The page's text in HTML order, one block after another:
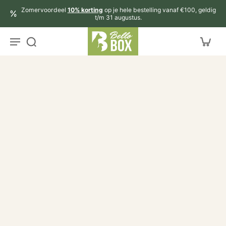
Zomervoordeel 10% korting op je hele bestelling vanaf €100, geldig
t/m 31 augustus.